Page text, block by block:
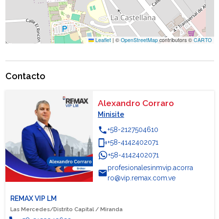
Leaflet | © OpenStreetMapcontributors © CARTO
Contacto
Alexandro Corraro
Minisite
phone+58-2127504610
phonelink_ring+58-4142402071
WhatsApp
+58-4142402071
email
profesionalesinmvip.acorra
ro@vip.remax.com.ve
REMAX VIP LM
Las Mercedes/Distrito Capital / Miranda